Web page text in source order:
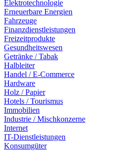
Elektrotechnologie
Erneuerbare Energien
Fahrzeuge
Finanzdienstleistungen
Freizeitprodukte
Gesundheitswesen
Getränke / Tabak
Halbleiter
Handel / E-Commerce
Hardware
Holz / Papier
Hotels / Tourismus
Immobilien
Industrie / Mischkonzerne
Internet
IT-Dienstleistungen
Konsumgüter